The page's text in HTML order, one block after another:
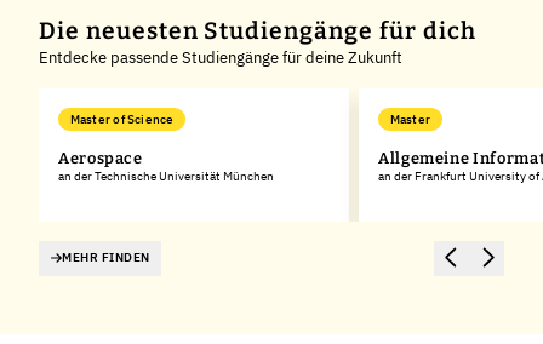
Die neuesten Studiengänge für dich
Entdecke passende Studiengänge für deine Zukunft
Master of Science
Aerospace
an der Technische Universität München
Master
Allgemeine
an der Frankfurt University of
MEHR FINDEN